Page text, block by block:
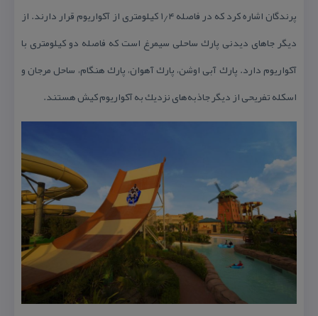
پرندگان اشاره كرد كه در فاصله ۱٫۴ كیلومتری از آكواریوم قرار دارند. از
دیگر جاهای دیدنی پارك ساحلی سیمرغ است كه فاصله دو كیلومتری با
آكواریوم دارد. پارك آبی اوشن، پارك آهوان، پارك هنگام، ساحل مرجان و
اسكله تفریحی از دیگر جاذبه‌های نزدیك به آكواریوم كیش هستند.